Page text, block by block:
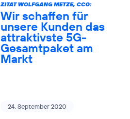
ZITAT WOLFGANG METZE, CCO:
Wir schaffen für
unsere Kunden das
attraktivste 5G-
Gesamtpaket am
Markt
24. September 2020